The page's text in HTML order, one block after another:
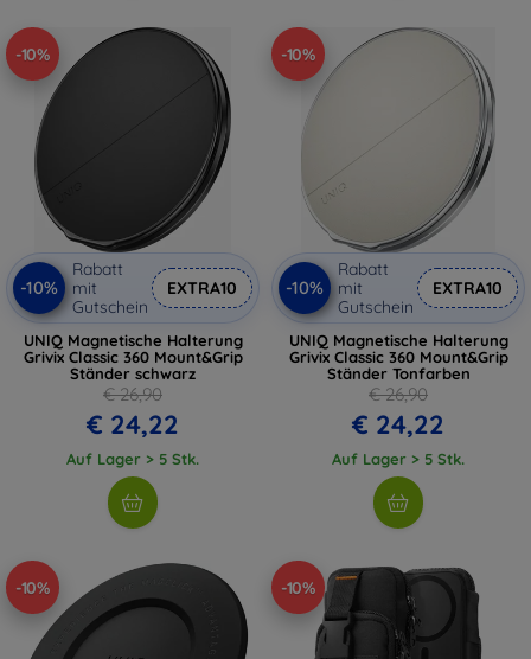
-10%
-10%
Rabatt
mit
Gutschein
EXTRA10
UNIQ Magnetische Halterung
Grivix Classic 360 Mount&Grip
Ständer schwarz
€ 26,90
€ 24,22
Auf Lager > 5 Stk.
-10%
-10%
Rabatt
mit
Gutschein
EXTRA10
UNIQ Magnetische Halterung
Grivix Classic 360 Mount&Grip
Ständer Tonfarben
€ 26,90
€ 24,22
Auf Lager > 5 Stk.
-10% -10%